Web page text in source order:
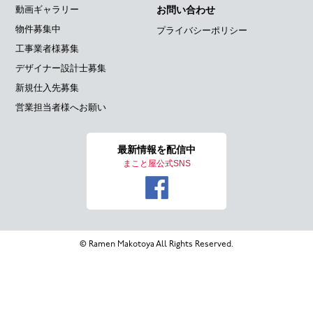
動画ギャラリー
物件募集中
工事業者様募集
デザイナー設計士募集
新規仕入先募集
営業担当者様へお願い
お問い合わせ
プライバシーポリシー
最新情報を配信中
まこと屋公式SNS
© Ramen Makotoya All Rights Reserved.